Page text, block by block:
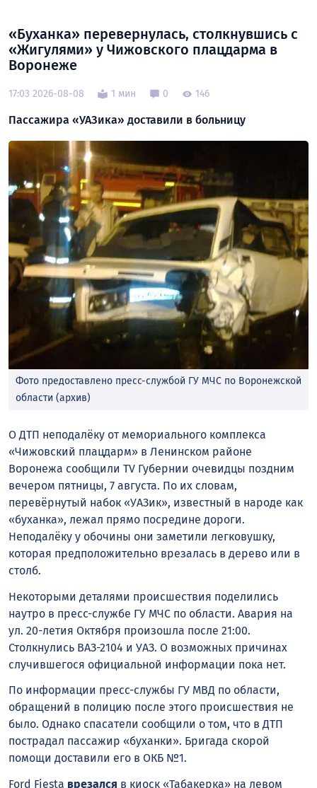
«Буханка» перевернулась, столкнувшись с
«Жигулями» у Чижовского плацдарма в
Воронеже
17:03 2026-08-08 1 мин 0 146
Пассажира «УАЗика» доставили в больницу
Фото предоставлено пресс-службой ГУ МЧС по Воронежской
области (архив)
О ДТП неподалёку от мемориального комплекса
«Чижовский плацдарм» в Ленинском районе
Воронежа сообщили TV Губернии очевидцы поздним
вечером пятницы, 7 августа. По их словам,
перевёрнутый набок «УАЗик», известный в народе как
«буханка», лежал прямо посредине дороги.
Неподалёку у обочины они заметили легковушку,
которая предположительно врезалась в дерево или в
столб.
Некоторыми деталями происшествия поделились
наутро в пресс-службе ГУ МЧС по области. Авария на
ул. 20-летия Октября произошла после 21:00.
Столкнулись ВАЗ-2104 и УАЗ. О возможных причинах
случившегося официальной информации пока нет.
По информации пресс-службы ГУ МВД по области,
обращений в полицию после этого происшествия не
было. Однако спасатели сообщили о том, что в ДТП
пострадал пассажир «буханки». Бригада скорой
помощи доставили его в ОКБ №1.
Ford Fiesta врезался в киоск «Табакерка» на левом